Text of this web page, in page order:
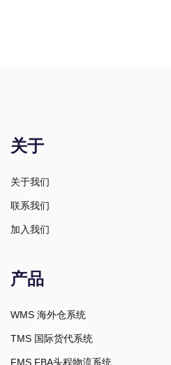
关于
关于我们
联系我们
加入我们
产品
WMS 海外仓系统
TMS 国际货代系统
FMS FBA头程物流系统